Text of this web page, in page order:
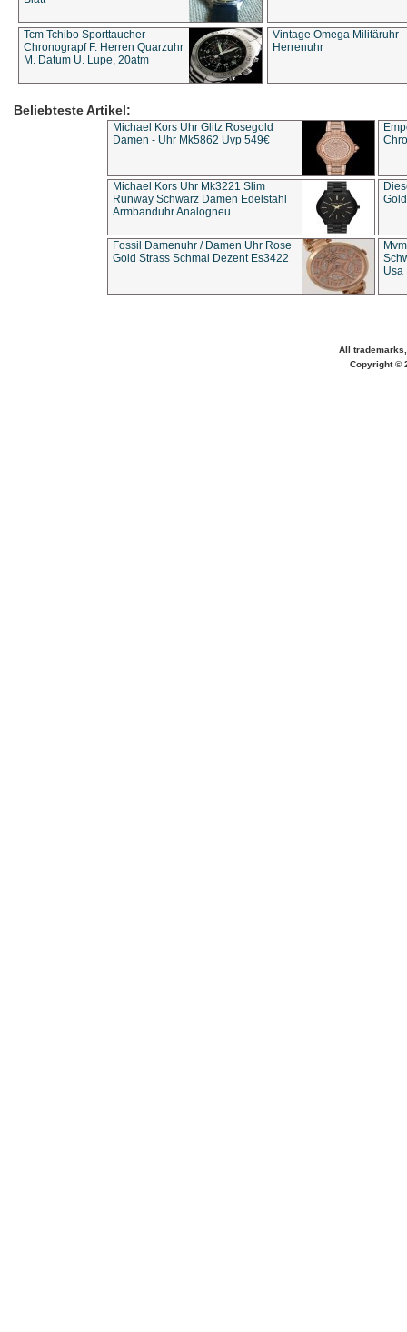
Tcm Tchibo Sporttaucher
Chronograpf F. Herren Quarzuhr
M. Datum U. Lupe, 20atm
Vintage Omega Militäruhr
Herrenuhr
Beliebteste Artikel:
Michael Kors Uhr Glitz Rosegold
Damen - Uhr Mk5862 Uvp 549€
Michael Kors Uhr Mk3221 Slim
Runway Schwarz Damen Edelstahl
Armbanduhr Analogneu
Fossil Damenuhr / Damen Uhr Rose
Gold Strass Schmal Dezent Es3422
Usa
All
Copyright ©